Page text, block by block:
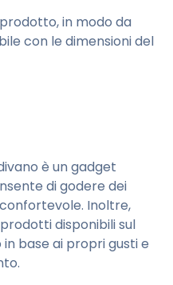
in modo da
con le dimensioni del
è un gadget
di godere dei
Inoltre,
disponibili sul
base ai propri gusti e